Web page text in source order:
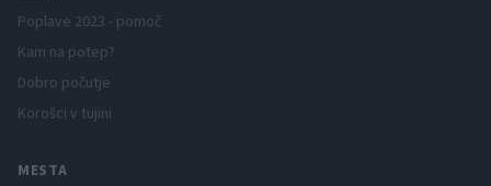
Poplave 2023 - pomoč
Kam na potep?
Dobro počutje
Korošci v tujini
MESTA